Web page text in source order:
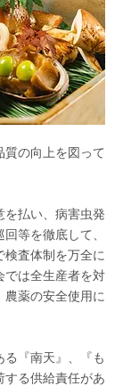
の向上を図って
を払い、病害虫発
等を徹底して、
査体制を万全に
では全生産者を対
薬の安全使用に
『南天』、『も
する供給責任があ